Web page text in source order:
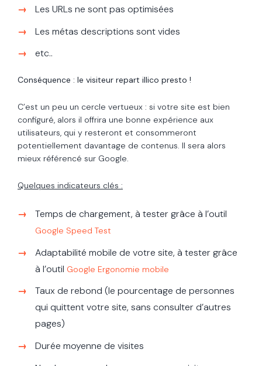
Les URLs ne sont pas optimisées
Les métas descriptions sont vides
etc..
Conséquence : le visiteur repart illico presto !
C’est un peu un cercle vertueux : si votre site est bien
configuré, alors il offrira une bonne expérience aux
utilisateurs, qui y resteront et consommeront
potentiellement davantage de contenus. Il sera alors
mieux référencé sur Google.
Quelques indicateurs clés :
Temps de chargement, à tester grâce à l’outil
Google Speed Test
Adaptabilité mobile de votre site, à tester grâce
à l’outil Google Ergonomie mobile
Taux de rebond (le pourcentage de personnes
qui quittent votre site, sans consulter d’autres
pages)
Durée moyenne de visites